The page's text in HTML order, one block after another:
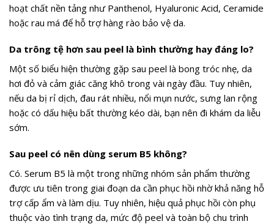
hoạt chất nền tảng như Panthenol, Hyaluronic Acid, Ceramide
hoặc rau má để hỗ trợ hàng rào bảo vệ da.
Da trông tệ hơn sau peel là bình thường hay đáng lo?
Một số biểu hiện thường gặp sau peel là bong tróc nhẹ, da
hơi đỏ và cảm giác căng khô trong vài ngày đầu. Tuy nhiên,
nếu da bị rỉ dịch, đau rát nhiều, nổi mụn nước, sưng lan rộng
hoặc có dấu hiệu bất thường kéo dài, bạn nên đi khám da liễu
sớm.
Sau peel có nên dùng serum B5 không?
Có. Serum B5 là một trong những nhóm sản phẩm thường
được ưu tiên trong giai đoạn da cần phục hồi nhờ khả năng hỗ
trợ cấp ẩm và làm dịu. Tuy nhiên, hiệu quả phục hồi còn phụ
thuộc vào tình trạng da, mức độ peel và toàn bộ chu trình